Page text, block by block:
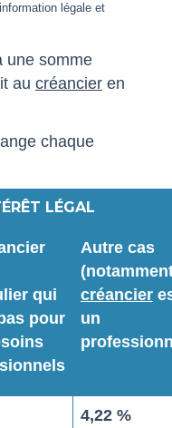
légale et
une somme
au créancier en
chaque
LÉGAL
qui
pour
Autre cas
créancier
un
4,22 %